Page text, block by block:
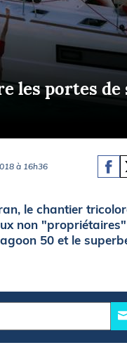
les portes de
à 16h36
le chantier
non
50 et le